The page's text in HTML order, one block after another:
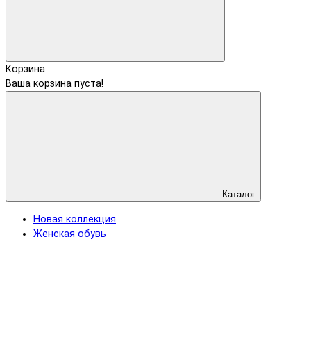
Корзина
Ваша корзина пуста!
Каталог
Новая коллекция
Женская обувь